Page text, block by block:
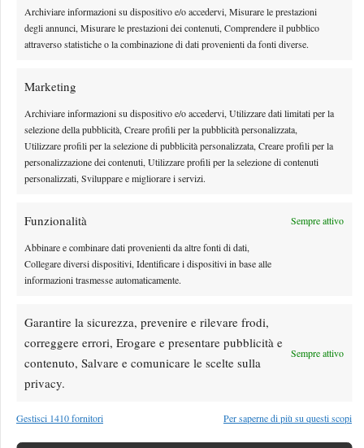
Archiviare informazioni su dispositivo e/o accedervi, Misurare le prestazioni
degli annunci, Misurare le prestazioni dei contenuti, Comprendere il pubblico
attraverso statistiche o la combinazione di dati provenienti da fonti diverse.
Marketing
Archiviare informazioni su dispositivo e/o accedervi, Utilizzare dati limitati per la
selezione della pubblicità, Creare profili per la pubblicità personalizzata,
Utilizzare profili per la selezione di pubblicità personalizzata, Creare profili per la
personalizzazione dei contenuti, Utilizzare profili per la selezione di contenuti
personalizzati, Sviluppare e migliorare i servizi.
Funzionalità Sempre attivo
Abbinare e combinare dati provenienti da altre fonti di dati,
Collegare diversi dispositivi, Identificare i dispositivi in base alle
informazioni trasmesse automaticamente.
Garantire la sicurezza, prevenire e rilevare frodi,
correggere errori, Erogare e presentare pubblicità e
contenuto, Salvare e comunicare le scelte sulla
privacy.
Sempre attivo
Gestisci 1410 fornitori Per saperne di più su questi scopi
Giacomo Nicotera 7 Agosto 2026
Rusedski sul futuro di Alcaraz: “Non giocherà lo US
Open, forse non lo vedremo più nel 2026”
cancellatosi anche dal '1000' di Cincinnati
Giacomo Nicotera7 Agosto 2026